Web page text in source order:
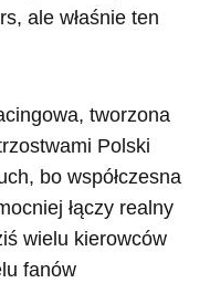
ale właśnie ten
tworzona
Polski
bo współczesna
łączy realny
wielu kierowców
fanów